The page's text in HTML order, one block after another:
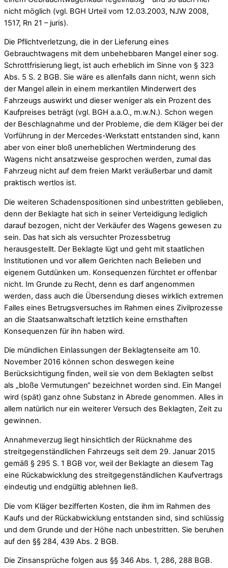
nicht möglich (vgl. BGH Urteil vom 12.03.2003, NJW 2008,
1517, Rn 21 – juris).
Die Pflichtverletzung, die in der Lieferung eines
Gebrauchtwagens mit dem unbehebbaren Mangel einer sog.
Schrottfrisierung liegt, ist auch erheblich im Sinne von § 323
Abs. 5 S. 2 BGB. Sie wäre es allenfalls dann nicht, wenn sich
der Mangel allein in einem merkantilen Minderwert des
Fahrzeugs auswirkt und dieser weniger als ein Prozent des
Kaufpreises beträgt (vgl. BGH a.a.O., m.w.N.). Schon wegen
der Beschlagnahme und der Probleme, die dem Kläger bei der
Vorführung in der Mercedes-Werkstatt entstanden sind, kann
aber von einer bloß unerheblichen Wertminderung des
Wagens nicht ansatzweise gesprochen werden, zumal das
Fahrzeug nicht auf dem freien Markt veräußerbar und damit
praktisch wertlos ist.
Die weiteren Schadenspositionen sind unbestritten geblieben,
denn der Beklagte hat sich in seiner Verteidigung lediglich
darauf bezogen, nicht der Verkäufer des Wagens gewesen zu
sein. Das hat sich als versuchter Prozessbetrug
herausgestellt. Der Beklagte lügt und geht mit staatlichen
Institutionen und vor allem Gerichten nach Belieben und
eigenem Gutdünken um. Konsequenzen fürchtet er offenbar
nicht. Im Grunde zu Recht, denn es darf angenommen
werden, dass auch die Übersendung dieses wirklich extremen
Falles eines Betrugsversuches im Rahmen eines Zivilprozesse
an die Staatsanwaltschaft letztlich keine ernsthaften
Konsequenzen für ihn haben wird.
Die mündlichen Einlassungen der Beklagtenseite am 10.
November 2016 können schon deswegen keine
Berücksichtigung finden, weil sie von dem Beklagten selbst
als „bloße Vermutungen“ bezeichnet worden sind. Ein Mangel
wird (spät) ganz ohne Substanz in Abrede genommen. Alles in
allem natürlich nur ein weiterer Versuch des Beklagten, Zeit zu
gewinnen.
Annahmeverzug liegt hinsichtlich der Rücknahme des
streitgegenständlichen Fahrzeugs seit dem 29. Januar 2015
gemäß § 295 S. 1 BGB vor, weil der Beklagte an diesem Tag
eine Rückabwicklung des streitgegenständlichen Kaufvertrags
eindeutig und endgültig ablehnen ließ.
Die vom Kläger bezifferten Kosten, die ihm im Rahmen des
Kaufs und der Rückabwicklung entstanden sind, sind schlüssig
und dem Grunde und der Höhe nach unbestritten. Sie beruhen
auf den §§ 284, 439 Abs. 2 BGB.
Die Zinsansprüche folgen aus §§ 346 Abs. 1, 286, 288 BGB.